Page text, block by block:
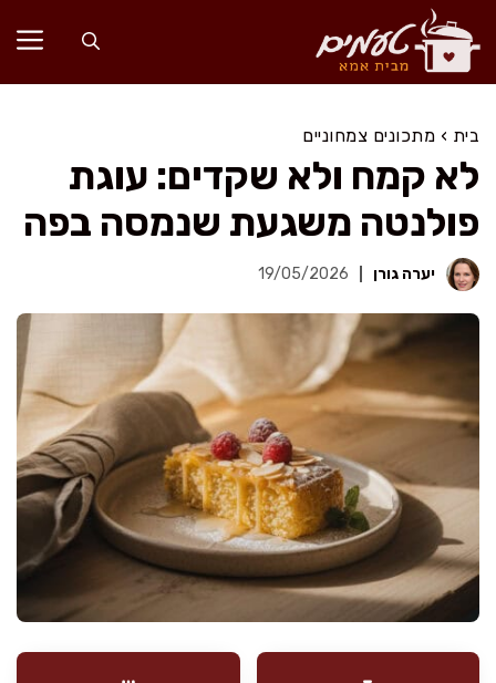
לדלג
לתוכן
בית › מתכונים צמחוניים
לא קמח ולא שקדים: עוגת
פולנטה משגעת שנמסה בפה
יערה גורן 19/05/2026